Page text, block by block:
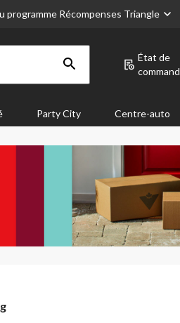
programme Récompenses Triangle
État de
command
Party City Centre-auto